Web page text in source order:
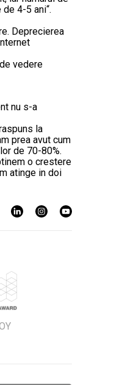
4-5 ani“.
Deprecierea
vedere
nu s-a
la
prea avut cum
de 70-80%.
o crestere
atinge in doi